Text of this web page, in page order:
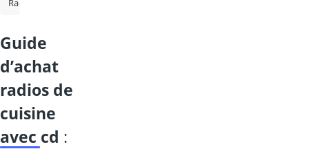
radio dynamo
guide
d’achat
radios de
cuisine
avec cd :